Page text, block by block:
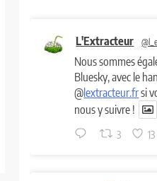
L'Extracteur
Nous sommes
Bluesky, avec le
@lextracteur.frsi
nous y suivre !
3 13